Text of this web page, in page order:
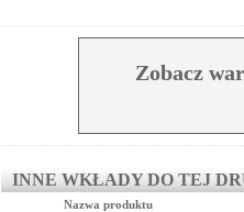
Zobacz
INNE WKŁADY DO TEJ
Nazwa produktu